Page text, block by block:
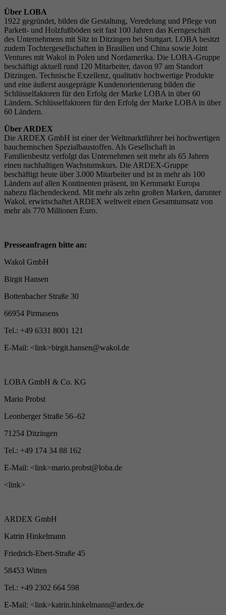
Über LOBA
1922 gegründet, bilden die Gestaltung, Veredelung und Pflege von
Parkett- und Holzfußböden seit fast 100 Jahren das Kerngeschäft
des Unternehmens mit Sitz in Ditzingen bei Stuttgart. LOBA besitzt
zudem Tochtergesellschaften in Brasilien und China sowie Joint
Ventures mit Wakol in Polen und Nordamerika. Die LOBA-Gruppe
beschäftigt aktuell rund 120 Mitarbeiter, davon 97 am Standort
Ditzingen. Technische Exzellenz, qualitativ hochwertige Produkte
und eine äußerst ausgeprägte Kundenorientierung bilden die
Schlüsselfaktoren für den Erfolg der Marke LOBA in über 60
Ländern. Schlüsselfaktoren für den Erfolg der Marke LOBA in über
60 Ländern.
Über ARDEX
Die ARDEX GmbH ist einer der Weltmarktführer bei hochwertigen
bauchemischen Spezialbaustoffen. Als Gesellschaft in
Familienbesitz verfolgt das Unternehmen seit mehr als 65 Jahren
einen nachhaltigen Wachstumskurs. Die ARDEX-Gruppe
beschäftigt heute über 3.000 Mitarbeiter und ist in mehr als 100
Ländern auf allen Kontinenten präsent, im Kernmarkt Europa
nahezu flächendeckend. Mit mehr als zehn großen Marken, darunter
Wakol, erwirtschaftet ARDEX weltweit einen Gesamtumsatz von
mehr als 770 Millionen Euro.
Presseanfragen bitte an:
Wakol GmbH
Birgit Hansen
Bottenbacher Straße 30
66954 Pirmasens
Tel.: +49 6331 8001 121
E-Mail: <link>birgit.hansen@wakol.de
LOBA GmbH & Co. KG
Mario Probst
Leonberger Straße 56–62
71254 Ditzingen
Tel.: +49 174 34 88 162
E-Mail: <link>mario.probst@loba.de
<link>
ARDEX GmbH
Katrin Hinkelmann
Friedrich-Ebert-Straße 45
58453 Witten
Tel.: +49 2302 664 598
E-Mail: <link>katrin.hinkelmann@ardex.de